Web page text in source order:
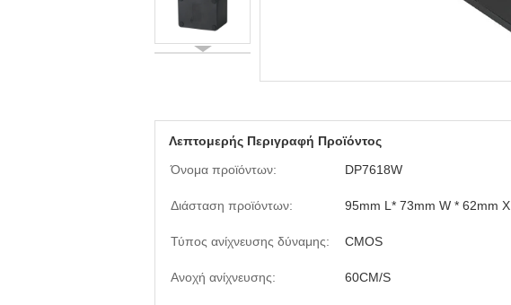
Λεπτομερής Περιγραφή Προϊόντος
Όνομα προϊόντων:
DP7618W
Διάσταση προϊόντων: 95mm L* 73mm W * 62mm Χ
Τύπος ανίχνευσης δύναμης: CMOS
Ανοχή ανίχνευσης: 60CM/S